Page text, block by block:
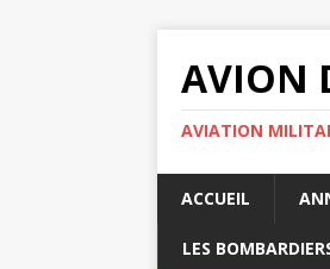
AVION
AVIATION
ACCUEIL
LES